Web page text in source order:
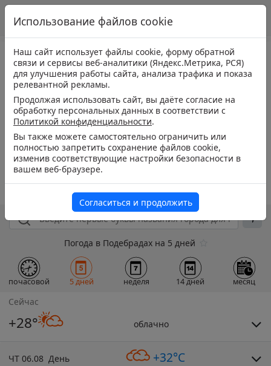
Погода в Подебрадах на 5 дней
почасовой 5 дней неделя 14 дней месяц
Сейчас
+28° облачно
ЧТ 06.08 День +32°C
Использование файлов cookie
Наш сайт использует файлы cookie, форму обратной
связи и сервисы веб-аналитики (Яндекс.Метрика, РСЯ)
для улучшения работы сайта, анализа трафика и показа
релевантной рекламы.
Продолжая использовать сайт, вы даёте согласие на
обработку персональных данных в соответствии с
Политикой конфиденциальности.
Вы также можете самостоятельно ограничить или
полностью запретить сохранение файлов cookie,
изменив соответствующие настройки безопасности в
вашем веб-браузере.
Согласиться и продолжить